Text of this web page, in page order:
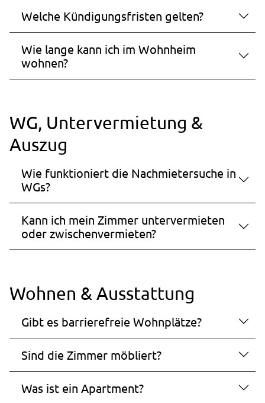
Welche Kündigungsfristen gelten?
Wie lange kann ich im Wohnheim
wohnen?
WG, Untervermietung &
Auszug
Wie funktioniert die Nachmietersuche in
WGs?
Kann ich mein Zimmer untervermieten
oder zwischenvermieten?
Wohnen & Ausstattung
Gibt es barrierefreie Wohnplätze?
Sind die Zimmer möbliert?
Was ist ein Apartment?
_pk_ref.1.ccca
Name:
_pk_ref.1.ccca
studierendenwerk-bielefeld.de
Speichert, über welchen Link der Nutzer auf die
Cookie Laufzeit: